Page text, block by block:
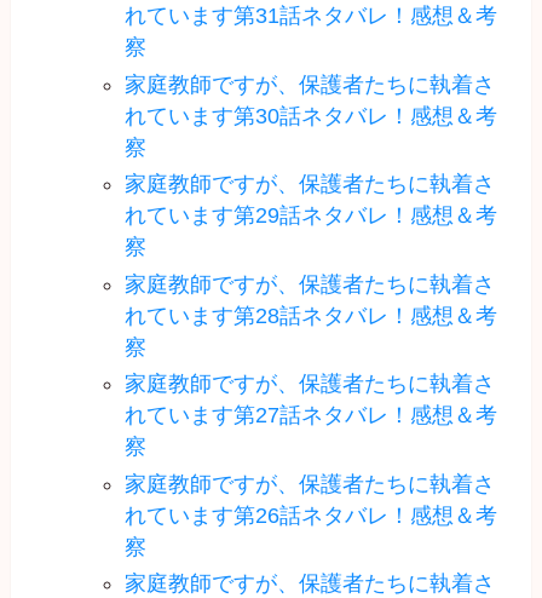
れています第31話ネタバレ！感想＆考
察
家庭教師ですが、保護者たちに執着さ
れています第30話ネタバレ！感想＆考
察
家庭教師ですが、保護者たちに執着さ
れています第29話ネタバレ！感想＆考
察
家庭教師ですが、保護者たちに執着さ
れています第28話ネタバレ！感想＆考
察
家庭教師ですが、保護者たちに執着さ
れています第27話ネタバレ！感想＆考
察
家庭教師ですが、保護者たちに執着さ
れています第26話ネタバレ！感想＆考
察
家庭教師ですが、保護者たちに執着さ